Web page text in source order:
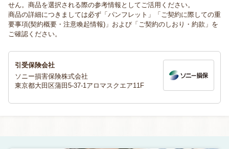
せん。商品を選択される際の参考情報としてご活用ください。
商品の詳細につきましては必ず「パンフレット」「ご契約に際しての重
要事項(契約概要・注意喚起情報)」および「ご契約のしおり・約款」を
ご確認ください。
引受保険会社
ソニー損害保険株式会社
東京都大田区蒲田5-37-1アロマスクエア11F